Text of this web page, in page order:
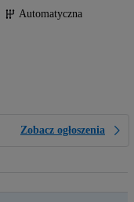
Automatyczna
Zobacz ogłoszenia